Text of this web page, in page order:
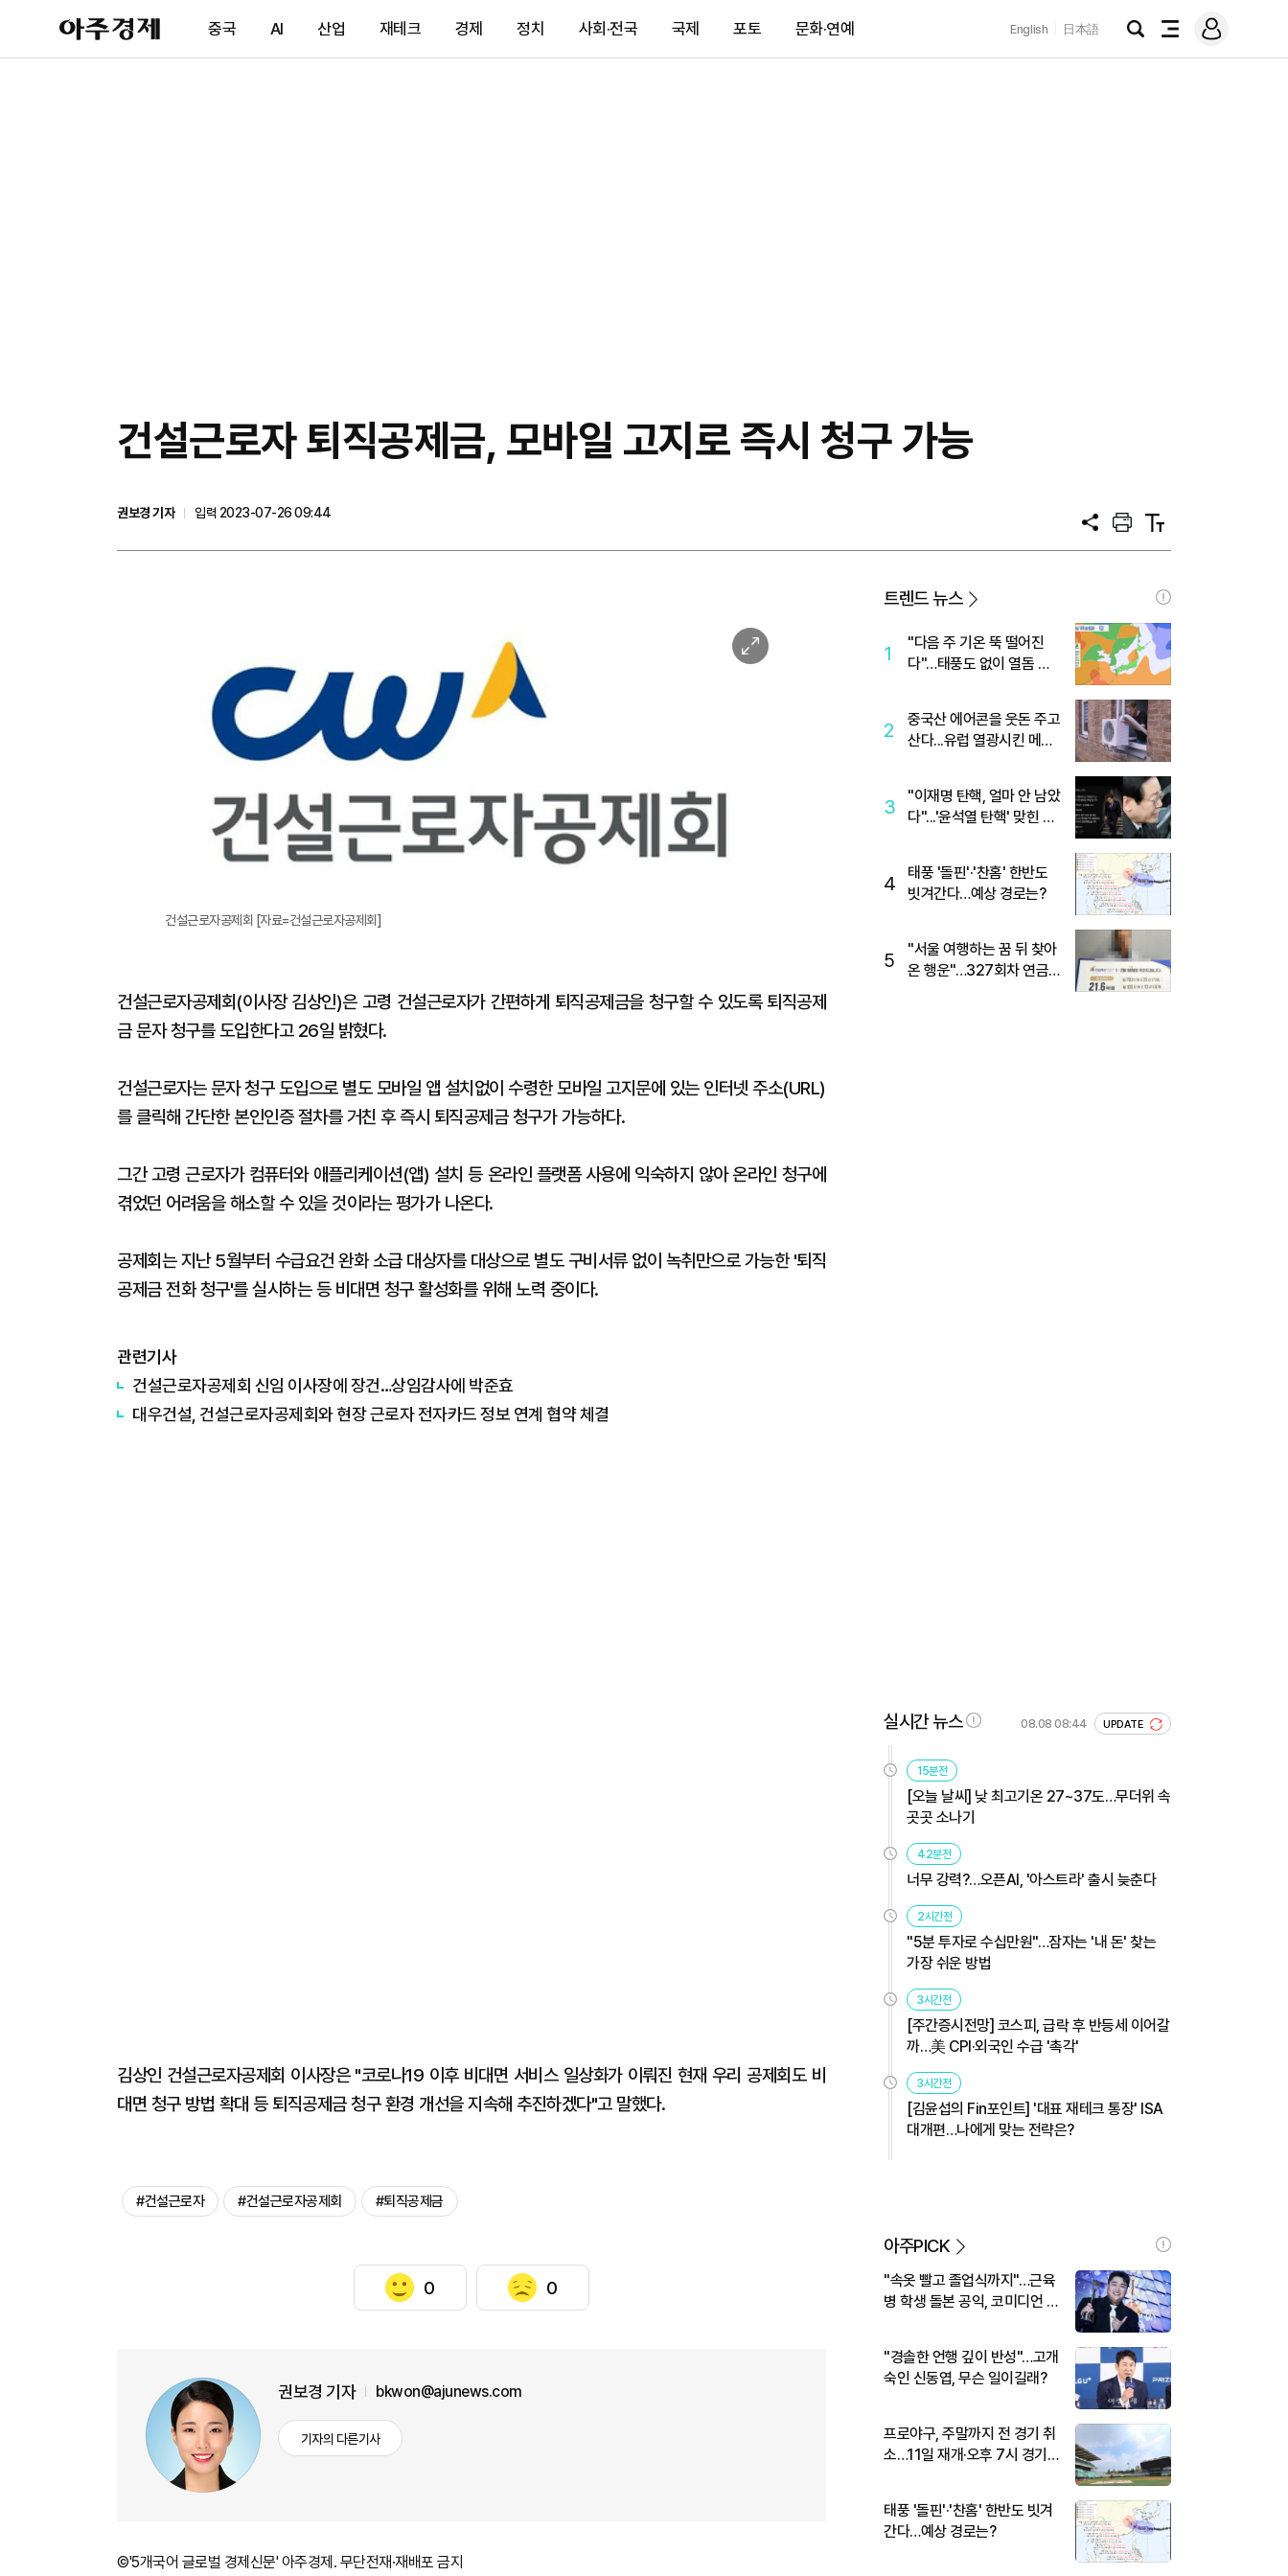
아
주
제
중국 AI 산업 재테크 경제 정치 사회·전국 국제 포토 문화·연예 English 日本語
검
전
메
그
건설근로자 퇴직공제금, 모바일 고지로 즉시 청구 가능
권보경 기자
입력 2023-07-26 09:44
공
프
트
텍
트
이
미
건설근로자공제회 [자료=건설근로자공제회]
건설근로자공제회(이사장 김상인)은 고령 건설근로자가 간편하게 퇴직공제금을 청구할 수 있도록 퇴직공제
금 문자 청구를 도입한다고 26일 밝혔다.
건설근로자는 문자 청구 도입으로 별도 모바일 앱 설치없이 수령한 모바일 고지문에 있는 인터넷 주소(URL)
를 클릭해 간단한 본인인증 절차를 거친 후 즉시 퇴직공제금 청구가 가능하다.
그간 고령 근로자가 컴퓨터와 애플리케이션(앱) 설치 등 온라인 플랫폼 사용에 익숙하지 않아 온라인 청구에
겪었던 어려움을 해소할 수 있을 것이라는 평가가 나온다.
공제회는 지난 5월부터 수급요건 완화 소급 대상자를 대상으로 별도 구비서류 없이 녹취만으로 가능한 '퇴직
공제금 전화 청구'를 실시하는 등 비대면 청구 활성화를 위해 노력 중이다.
관련기사
건설근로자공제회 신임 이사장에 장건…상임감사에 박준효
대우건설, 건설근로자공제회와 현장 근로자 전자카드 정보 연계 협약 체결
김상인 건설근로자공제회 이사장은 "코로나19 이후 비대면 서비스 일상화가 이뤄진 현재 우리 공제회도 비
대면 청구 방법 확대 등 퇴직공제금 청구 환경 개선을 지속해 추진하겠다"고 말했다.
#건설근로자 #건설근로자공제회 #퇴직공제금
0 0
권보경 기자 bkwon@ajunews.com
기자의 다른기사
©'5개국어 글로벌 경제신문' 아주경제. 무단전재·재배포 금지
트렌드 뉴스
1
"다음 주 기온 뚝 떨어진
다"…태풍도 없이 열돔 박
2
중국산 에어콘을 웃돈 주고
산다...유럽 열광시킨 메이
3
"이재명 탄핵, 얼마 안 남았
다"...'윤석열 탄핵' 맞힌 무
4
태풍 '돌핀'·'찬홈' 한반도
빗겨간다…예상 경로는?
5
"서울 여행하는 꿈 뒤 찾아
온 행운"…327회차 연금
실시간 뉴스 08.08 08:44 UPDATE
15분전
[오늘 날씨] 낮 최고기온 27~37도…무더위 속
곳곳 소나기
42분전
너무 강력?…오픈AI, '아스트라' 출시 늦춘다
2시간전
"5분 투자로 수십만원"…잠자는 '내 돈' 찾는
가장 쉬운 방법
3시간전
[주간증시전망] 코스피, 급락 후 반등세 이어갈
까…美 CPI·외국인 수급 '촉각'
3시간전
[김윤섭의 Fin포인트] '대표 재테크 통장' ISA
대개편…나에게 맞는 전략은?
아주PICK
"속옷 빨고 졸업식까지"…근육
병 학생 돌본 공익, 코미디언 김
"경솔한 언행 깊이 반성"…고개
숙인 신동엽, 무슨 일이길래?
프로야구, 주말까지 전 경기 취
소…11일 재개·오후 7시 경기
태풍 '돌핀'·'찬홈' 한반도 빗겨
간다…예상 경로는?